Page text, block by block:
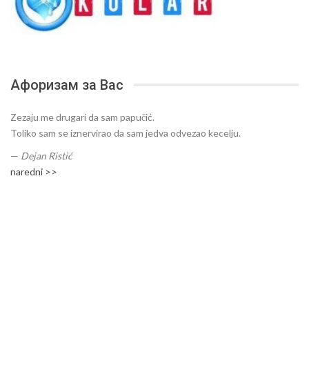
Афоризам за Вас
Zezaju me drugari da sam papučić.
Toliko sam se iznervirao da sam jedva odvezao kecelju.
— Dejan Ristić
naredni >>